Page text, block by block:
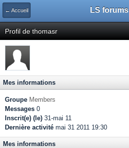
← Accueil LS forums
Profil de thomasr
Mes informations
Groupe Members
Messages 0
Inscrit(e) (le) 31-mai 11
Dernière activité mai 31 2011 19:30
Mes informations